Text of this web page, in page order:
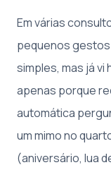
Em várias
pequenos
simples, mas já
apenas porque
automática
um mimo no
(aniversário, lua